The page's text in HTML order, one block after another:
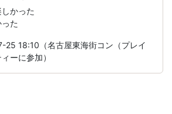
かった
た
25 18:10（名古屋東海街コン（プレイ
ーに参加）